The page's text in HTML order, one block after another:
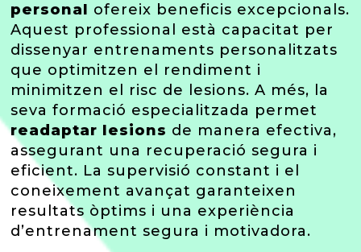
personal ofereix beneficis excepcionals.
Aquest professional està capacitat per
dissenyar entrenaments personalitzats
que optimitzen el rendiment i
minimitzen el risc de lesions. A més, la
seva formació especialitzada permet
readaptar lesions de manera efectiva,
assegurant una recuperació segura i
eficient. La supervisió constant i el
coneixement avançat garanteixen
resultats òptims i una experiència
d’entrenament segura i motivadora.